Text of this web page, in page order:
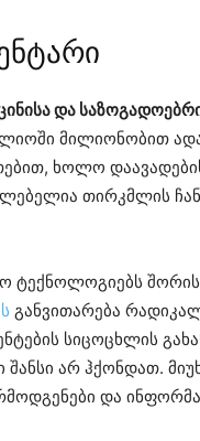
და
მილიონობით
ხოლო
თირკმლის
ტექნოლოგიებს
განვითარება
სიცოცხლის
არ ჰქონდათ.
და